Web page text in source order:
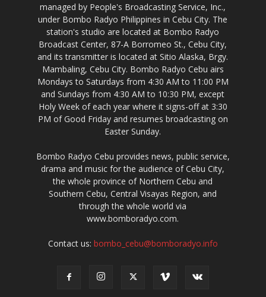
managed by People's Broadcasting Service, Inc.,
under Bombo Radyo Philippines in Cebu City. The
station's studio are located at Bombo Radyo
Broadcast Center, 87-A Borromeo St., Cebu City,
and its transmitter is located at Sitio Alaska, Brgy.
Mambaling, Cebu City. Bombo Radyo Cebu airs
Mondays to Saturdays from 4:30 AM to 11:00 PM
and Sundays from 4:30 AM to 10:30 PM, except
Holy Week of each year where it signs-off at 3:30
PM of Good Friday and resumes broadcasting on
Easter Sunday.
Bombo Radyo Cebu provides news, public service,
drama and music for the audience of Cebu City,
the whole province of Northern Cebu and
Southern Cebu, Central Visayas Region, and
through the whole world via
www.bomboradyo.com.
Contact us: bombo_cebu@bomboradyo.info